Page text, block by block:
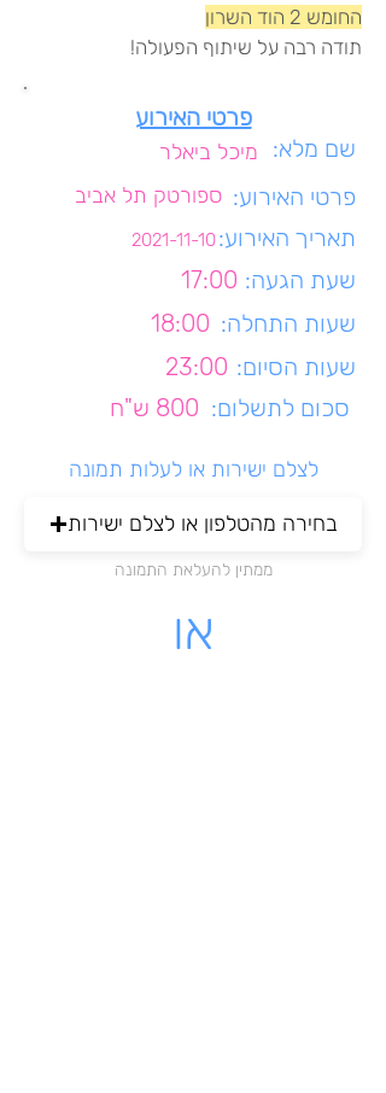
החומש 2 הוד השרון
תודה רבה על שיתוף הפעולה!
פרטי האירוע
מיכל ביאלר שם מלא:
ספורטק תל אביב פרטי האירוע:
2021-11-10תאריך האירוע:
17:00 שעת הגעה:
18:00 שעות התחלה:
23:00 שעות הסיום:
800 ש"ח סכום לתשלום:
לצלם ישירות או לעלות תמונה
בחירה מהטלפון או לצלם ישירות
ממתין להעלאת התמונה
או